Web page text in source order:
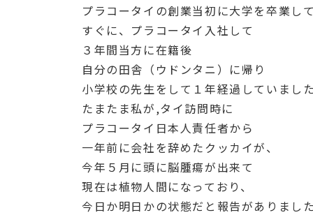
プラコータイの創業当初に大学を卒業し
すぐに、プラコータイ入社して
３年間当方に在籍後
自分の田舎（ウドンタニ）に帰り
小学校の先生をして１年経過していまし
たまたま私が,タイ訪問時に
プラコータイ日本人責任者から
一年前に会社を辞めたクッカイが、
今年５月に頭に脳腫瘍が出来て
現在は植物人間になっており、
今日か明日かの状態だと報告がありまし